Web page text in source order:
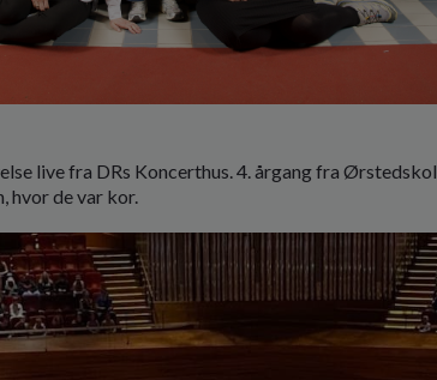
live fra DRs Koncerthus. 4. årgang fra
hvor de var kor.